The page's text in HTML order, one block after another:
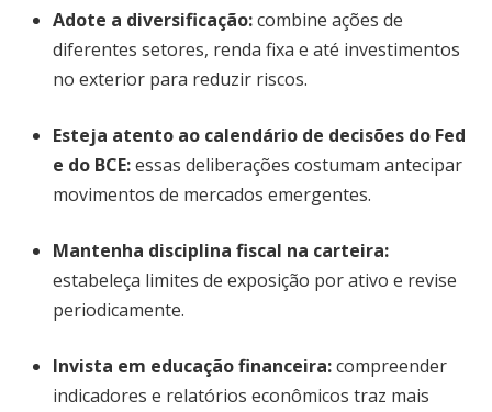
Adote a diversificação:combine ações de
diferentes setores, renda fixa e até investimentos
no exterior para reduzir riscos.
Esteja atento ao calendário de decisões do Fed
e do BCE:essas deliberações costumam antecipar
movimentos de mercados emergentes.
Mantenha disciplina fiscal na carteira:
estabeleça limites de exposição por ativo e revise
periodicamente.
Invista em educação financeira:compreender
indicadores e relatórios econômicos traz mais